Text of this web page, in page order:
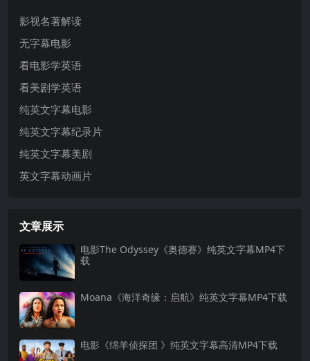
影视名著解读
无字幕电影
看电影学英语
看美剧学英语
纯英文字幕电影
纯英文字幕纪录片
纯英文字幕美剧
英文字幕动画片
文章展示
电影The Odyssey《奥德赛》纯英文字幕MP4下
载
Moana《海洋奇缘：启航》纯英文字幕MP4下载
电影《绵羊侦探团 》纯英文字幕高清MP4下载